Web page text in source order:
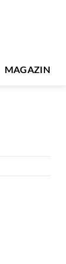
MAGAZIN